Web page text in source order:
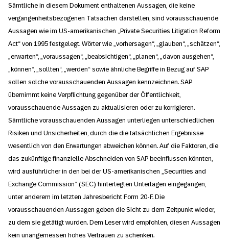
Sämtliche in diesem Dokument enthaltenen Aussagen, die keine
vergangenheitsbezogenen Tatsachen darstellen, sind vorausschauende
Aussagen wie im US-amerikanischen „Private Securities Litigation Reform
Act“ von 1995 festgelegt. Wörter wie „vorhersagen“, „glauben“, „schätzen“,
„erwarten“, „voraussagen“, „beabsichtigen“, „planen“, „davon ausgehen“,
„können“, „sollten“, „werden“ sowie ähnliche Begriffe in Bezug auf SAP
sollen solche vorausschauenden Aussagen kennzeichnen. SAP
übernimmt keine Verpflichtung gegenüber der Öffentlichkeit,
vorausschauende Aussagen zu aktualisieren oder zu korrigieren.
Sämtliche vorausschauenden Aussagen unterliegen unterschiedlichen
Risiken und Unsicherheiten, durch die die tatsächlichen Ergebnisse
wesentlich von den Erwartungen abweichen können. Auf die Faktoren, die
das zukünftige finanzielle Abschneiden von SAP beeinflussen könnten,
wird ausführlicher in den bei der US-amerikanischen „Securities and
Exchange Commission“ (SEC) hinterlegten Unterlagen eingegangen,
unter anderem im letzten Jahresbericht Form 20-F. Die
vorausschauenden Aussagen geben die Sicht zu dem Zeitpunkt wieder,
zu dem sie getätigt wurden. Dem Leser wird empfohlen, diesen Aussagen
kein unangemessen hohes Vertrauen zu schenken.